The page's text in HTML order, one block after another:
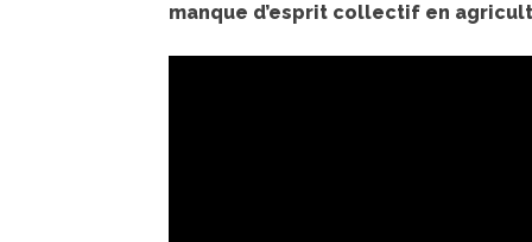
manque d’esprit collectif en